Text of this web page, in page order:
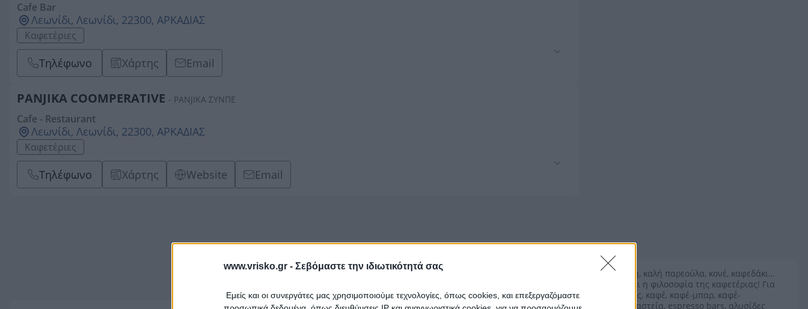
www.vrisko.gr - Σεβόμαστε την ιδιωτικότητά σας
Εμείς και οι συνεργάτες μας χρησιμοποιούμε τεχνολογίες, όπως cookies, και επεξεργαζόμαστε
Cafe Bar
Λεωνίδι, Λεωνίδι, 22300, ΑΡΚΑΔΙΑΣ
Καφετέριες
Τηλέφωνο Χάρτης Email
PANJIKA COOMPERATIVE - PANJIKA ΣΥΝΠΕ
Cafe - Restaurant
Λεωνίδι, Λεωνίδι, 22300, ΑΡΚΑΔΙΑΣ
Καφετέριες
Τηλέφωνο Χάρτης Website Email
Χαλάρωση, καλή παρεούλα, κονέ, καφεδάκι…
αυτή είναι η φιλοσοφία της καφετέριας! Για
καφετέριες, καφέ, καφέ-μπαρ, καφέ-
ζαχαροπλαστεία, espresso bars, αλυσίδες